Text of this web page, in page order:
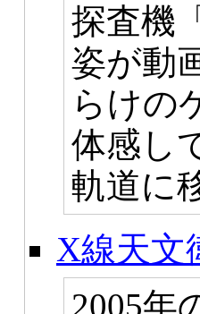
探査機
姿が動
らけの
体感し
軌道に
X線天文
2005年